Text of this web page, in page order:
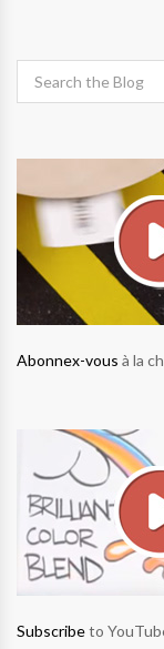
Abonnex-vous à la
Subscribeto